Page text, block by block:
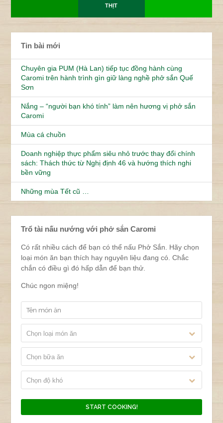
THỊT
Tin bài mới
Chuyên gia PUM (Hà Lan) tiếp tục đồng hành cùng
Caromi trên hành trình gìn giữ làng nghề phở sắn Quế
Sơn
Nắng – “người bạn khó tính” làm nên hương vị phở sắn
Caromi
Mùa cá chuồn
Doanh nghiệp thực phẩm siêu nhỏ trước thay đổi chính
sách: Thách thức từ Nghị định 46 và hướng thích nghi
bền vững
Những mùa Tết cũ …
Trổ tài nấu nướng với phở sắn Caromi
Có rất nhiều cách để bạn có thể nấu Phở Sắn. Hãy chọn
loại món ăn bạn thích hay nguyên liệu đang có. Chắc
chắn có điều gì đó hấp dẫn để bạn thử.
Chúc ngon miệng!
Chọn loại món ăn
Chọn bữa ăn
Chọn độ khó